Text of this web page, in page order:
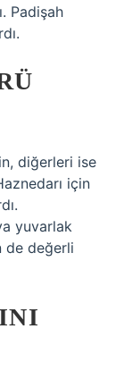
Padişah
diğerleri ise
için
yuvarlak
de değerli